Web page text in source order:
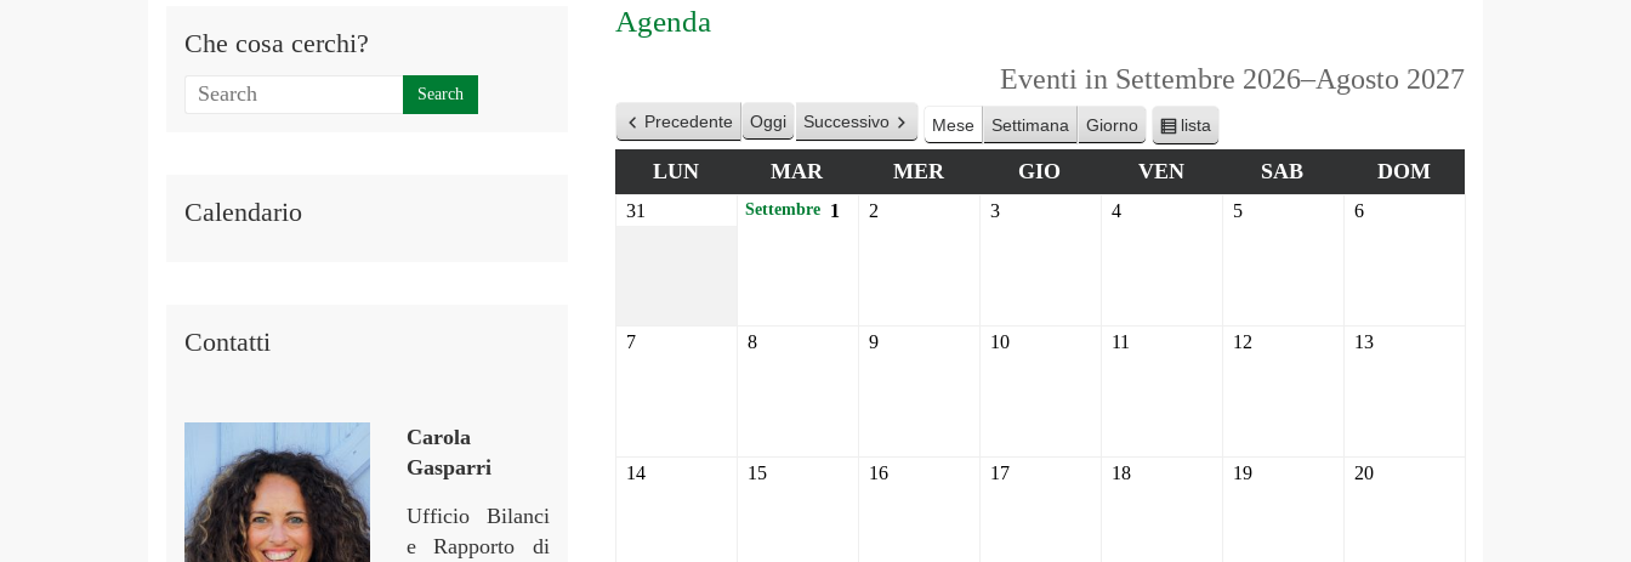
Agenda
Eventi in Settembre 2026–Agosto 2027
Precedente Oggi Successivo Mese Settimana Giorno
V
lista
LUN MAR MER GIO VEN SAB DOM
31 Settembre 1 2 3 4 5 6
7 8 9 10 11 12 13
14 15 16 17 18 19 20
Che cosa cerchi?
Calendario
Contatti
Carola
Gasparri
Ufficio Bilanci
e Rapporto di